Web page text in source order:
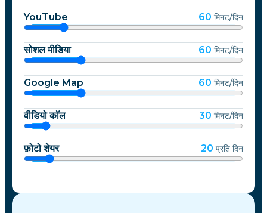
YouTube 60 मिनट/दिन
सोशल मीडिया 60 मिनट/दिन
Google Map 60 मिनट/दिन
वीडियो कॉल 30 मिनट/दिन
फ़ोटो शेयर 20 प्रति दिन